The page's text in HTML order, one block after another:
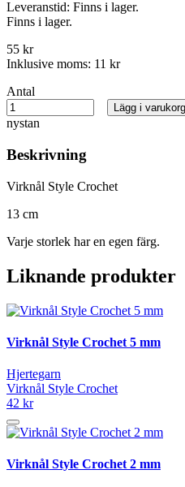
Leveranstid: Finns i lager.
Finns i lager.
55 kr
Inklusive moms: 11 kr
Antal
nystan
Lägg i
Beskrivning
Virknål Style Crochet
13 cm
Varje storlek har en egen färg.
Liknande produkter
Virknål Style Crochet 5 mm
Hjertegarn
Virknål Style Crochet
42 kr
Virknål Style Crochet 2 mm